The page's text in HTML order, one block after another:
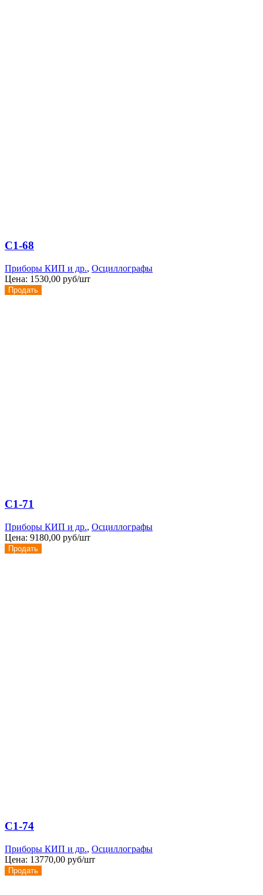
С1-68
Приборы КИП и др., Осциллографы
Цена: 1530,00 руб/шт
Продать
С1-71
Приборы КИП и др., Осциллографы
Цена: 9180,00 руб/шт
Продать
С1-74
Приборы КИП и др., Осциллографы
Цена: 13770,00 руб/шт
Продать